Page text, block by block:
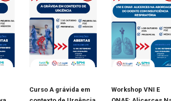
Curso A grávida em
Workshop VNI E